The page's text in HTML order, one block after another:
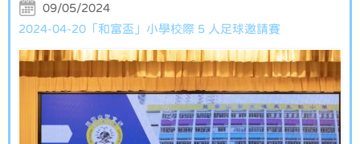
09/05/2024
2024-04-20「和富盃」小學校際 5 人足球邀請賽